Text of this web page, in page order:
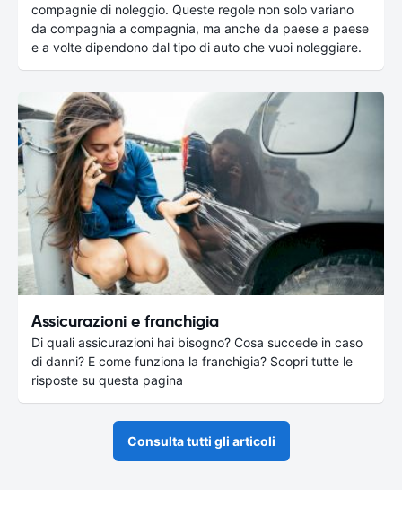
compagnie di noleggio. Queste regole non solo variano
da compagnia a compagnia, ma anche da paese a paese
e a volte dipendono dal tipo di auto che vuoi noleggiare.
Assicurazioni e franchigia
Di quali assicurazioni hai bisogno? Cosa succede in caso
di danni? E come funziona la franchigia? Scopri tutte le
risposte su questa pagina
Consulta tutti gli articoli